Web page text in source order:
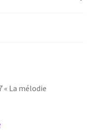
« La mélodie